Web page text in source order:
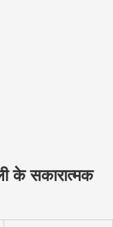
के सकारात्मक